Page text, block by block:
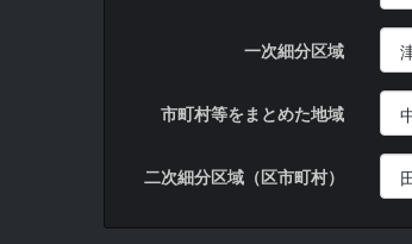
一次細分区域
市町村等をまとめた地域
二次細分区域（区市町村）